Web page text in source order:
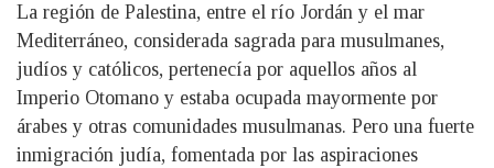
La región de Palestina, entre el río Jordán y el mar
Mediterráneo, considerada sagrada para musulmanes,
judíos y católicos, pertenecía por aquellos años al
Imperio Otomano y estaba ocupada mayormente por
árabes y otras comunidades musulmanas. Pero una fuerte
inmigración judía, fomentada por las aspiraciones